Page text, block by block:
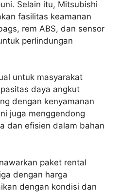
Selain itu, Mitsubishi
fasilitas keamanan
rem ABS, dan sensor
perlindungan
untuk masyarakat
daya angkut
dengan kenyamanan
juga menggendong
dan efisien dalam bahan
paket rental
dengan harga
dengan kondisi dan